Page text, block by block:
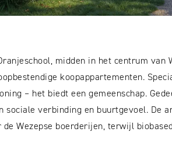
midden in het centrum
koopappartementen.
– het biedt een gemeenschap.
sociale verbinding en buurtgevoel. De
Wezepse boerderijen, terwijl